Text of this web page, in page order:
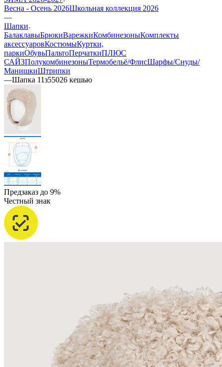
Весна - Осень 2026Школьная коллекция 2026
—
Шапки
БалаклавыБрюкиВарежкиКомбинезоныКомплекты
аксессуаровКостюмыКуртки,
паркиОбувьПальтоПерчаткиПЛЮС
САЙЗПолукомбинезоныТермобельё/ФлисШарфы/Снуды/
МанишкиШтрипки
—Шапка 11з55026 кешью
Предзаказ до 9%
Честный знак